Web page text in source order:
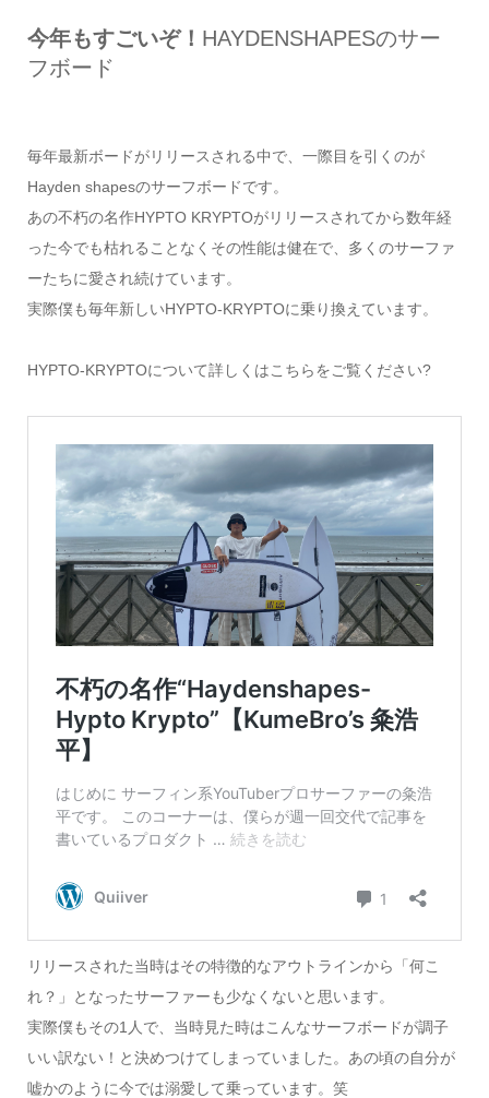
今年もすごいぞ！ HAYDENSHAPESのサー
フボード
毎年最新ボードがリリースされる中で、一際目を引くのが
Hayden shapesのサーフボードです。
あの不朽の名作HYPTO KRYPTOがリリースされてから数年経
った今でも枯れることなくその性能は健在で、多くのサーファ
ーたちに愛され続けています。
実際僕も毎年新しいHYPTO-KRYPTOに乗り換えています。
HYPTO-KRYPTOについて詳しくはこちらをご覧ください?
リリースされた当時はその特徴的なアウトラインから「何こ
れ？」となったサーファーも少なくないと思います。
実際僕もその1人で、当時見た時はこんなサーフボードが調子
いい訳ない！と決めつけてしまっていました。あの頃の自分が
嘘かのように今では溺愛して乗っています。笑